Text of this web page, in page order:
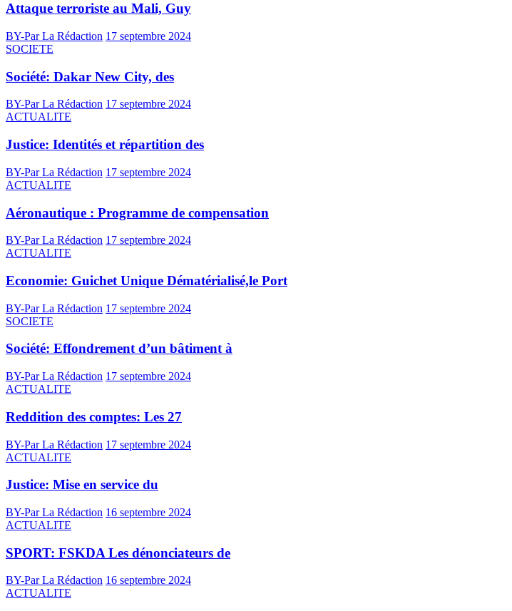
Attaque terroriste au Mali, Guy
BY-Par La Rédaction 17 septembre 2024
SOCIETE
Société: Dakar New City, des
BY-Par La Rédaction 17 septembre 2024
ACTUALITE
Justice: Identités et répartition des
BY-Par La Rédaction 17 septembre 2024
ACTUALITE
Aéronautique : Programme de compensation
BY-Par La Rédaction 17 septembre 2024
ACTUALITE
Economie: Guichet Unique Dématérialisé,le Port
BY-Par La Rédaction 17 septembre 2024
SOCIETE
Société: Effondrement d’un bâtiment à
BY-Par La Rédaction 17 septembre 2024
ACTUALITE
Reddition des comptes: Les 27
BY-Par La Rédaction 17 septembre 2024
ACTUALITE
Justice: Mise en service du
BY-Par La Rédaction 16 septembre 2024
ACTUALITE
SPORT: FSKDA Les dénonciateurs de
BY-Par La Rédaction 16 septembre 2024
ACTUALITE